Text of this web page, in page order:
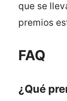
que se
premios
FAQ
¿Qué